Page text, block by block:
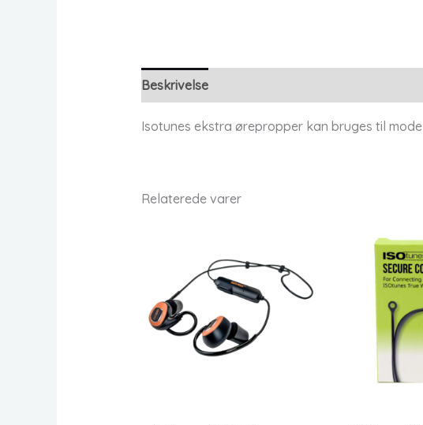
Beskrivelse
Isotunes ekstra ørepropper kan bruges til
Relaterede varer